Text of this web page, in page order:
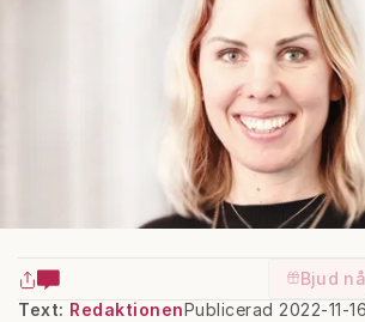
Bjud
Text: RedaktionenPublicerad 2022-11-16